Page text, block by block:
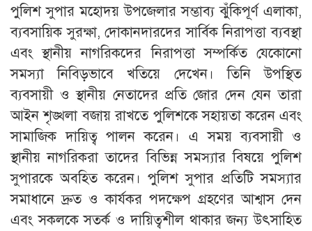
পুলিশ সুপার মহোদয় উপজেলার সম্ভাব্য ঝুঁকিপূর্ণ এলাকা,
ব্যবসায়িক সুরক্ষা, দোকানদারদের সার্বিক নিরাপত্তা ব্যবস্থা
এবং স্থানীয় নাগরিকদের নিরাপত্তা সম্পর্কিত যেকোনো
সমস্যা নিবিড়ভাবে খতিয়ে দেখেন। তিনি উপস্থিত
ব্যবসায়ী ও স্থানীয় নেতাদের প্রতি জোর দেন যেন তারা
আইন শৃঙ্খলা বজায় রাখতে পুলিশকে সহায়তা করেন এবং
সামাজিক দায়িত্ব পালন করেন। এ সময় ব্যবসায়ী ও
স্থানীয় নাগরিকরা তাদের বিভিন্ন সমস্যার বিষয়ে পুলিশ
সুপারকে অবহিত করেন। পুলিশ সুপার প্রতিটি সমস্যার
সমাধানে দ্রুত ও কার্যকর পদক্ষেপ গ্রহণের আশ্বাস দেন
এবং সকলকে সতর্ক ও দায়িত্বশীল থাকার জন্য উৎসাহিত